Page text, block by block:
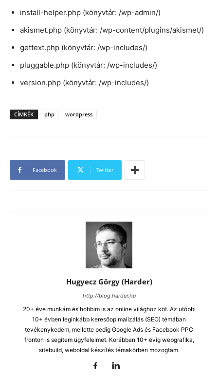
install-helper.php (könyvtár: /wp-admin/)
akismet.php (könyvtár: /wp-content/plugins/akismet/)
gettext.php (könyvtár: /wp-includes/)
pluggable.php (könyvtár: /wp-includes/)
version.php (könyvtár: /wp-includes/)
CÍMKÉK php wordpress
Facebook Twitter
Hugyecz Görgy (Harder)
http://blog.harder.hu
20+ éve munkám és hobbim is az online világhoz köt. Az utóbbi
10+ évben leginkább keresőopimalizálás (SEO) témában
tevékenykedem, mellette pedig Google Ads és Facebook PPC
fronton is segítem ügyfeleimet. Korábban 10+ évig webgrafika,
sitebuild, weboldal készítés témakörben mozogtam.